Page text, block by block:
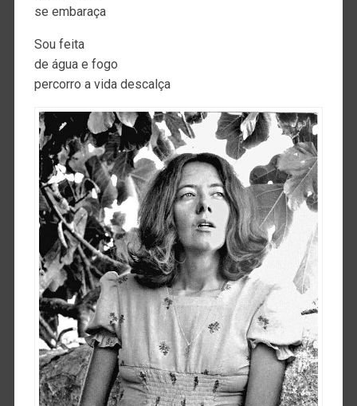
se embaraça
Sou feita
de água e fogo
percorro a vida descalça